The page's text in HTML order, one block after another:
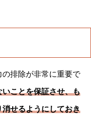
排除が非常に重要で
ことを保証させ、も
せるようにしておき